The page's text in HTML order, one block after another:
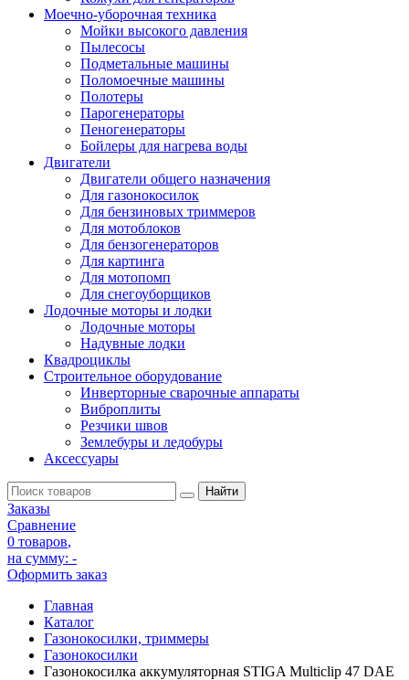
Моечно-уборочная техника
Мойки высокого давления
Пылесосы
Подметальные машины
Поломоечные машины
Полотеры
Парогенераторы
Пеногенераторы
Бойлеры для нагрева воды
Двигатели
Двигатели общего назначения
Для газонокосилок
Для бензиновых триммеров
Для мотоблоков
Для бензогенераторов
Для картинга
Для мотопомп
Для снегоуборщиков
Лодочные моторы и лодки
Лодочные моторы
Надувные лодки
Квадроциклы
Строительное оборудование
Инверторные сварочные аппараты
Виброплиты
Резчики швов
Землебуры и ледобуры
Аксессуары
Заказы
Сравнение
0 товаров,
на сумму: -
Оформить заказ
Главная
Каталог
Газонокосилки, триммеры
Газонокосилки
Газонокосилка аккумуляторная STIGA Multiclip 47 DAE